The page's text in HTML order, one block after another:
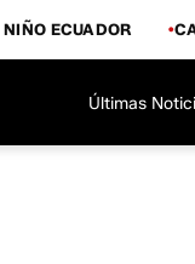
ECUADOR
Últimas